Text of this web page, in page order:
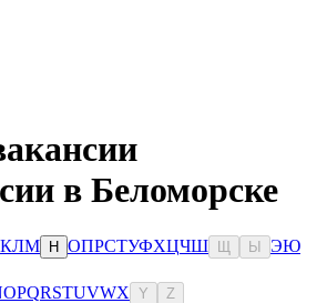
в Беломорске
КЛМ Н ОПРСТУФХЦЧШ Ы ЭЮ
OPQRSTUVWX Y Z